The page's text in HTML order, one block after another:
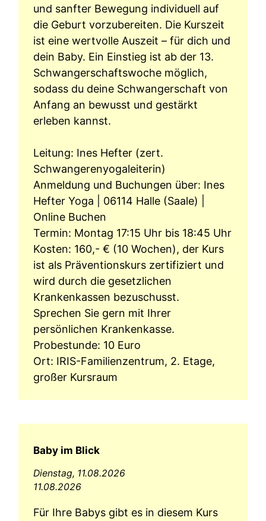
und sanfter Bewegung individuell auf
die Geburt vorzubereiten. Die Kurszeit
ist eine wertvolle Auszeit – für dich und
dein Baby. Ein Einstieg ist ab der 13.
Schwangerschaftswoche möglich,
sodass du deine Schwangerschaft von
Anfang an bewusst und gestärkt
erleben kannst.
Leitung: Ines Hefter (zert.
Schwangerenyogaleiterin)
Anmeldung und Buchungen über: Ines
Hefter Yoga | 06114 Halle (Saale) |
Online Buchen
Termin: Montag 17:15 Uhr bis 18:45 Uhr
Kosten: 160,- € (10 Wochen), der Kurs
ist als Präventionskurs zertifiziert und
wird durch die gesetzlichen
Krankenkassen bezuschusst.
Sprechen Sie gern mit Ihrer
persönlichen Krankenkasse.
Probestunde: 10 Euro
Ort: IRIS-Familienzentrum, 2. Etage,
großer Kursraum
Baby im Blick
Dienstag, 11.08.2026
11.08.2026
Für Ihre Babys gibt es in diesem Kurs